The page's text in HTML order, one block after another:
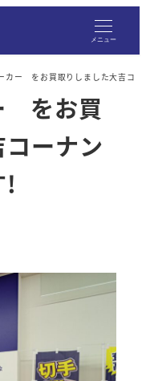
メニュー
カー をお買取りしました大吉コ
をお買
ーナン
!